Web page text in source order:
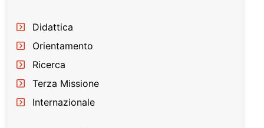
Didattica
Orientamento
Ricerca
Terza Missione
Internazionale